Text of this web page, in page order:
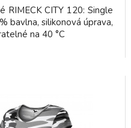
RIMECK CITY 120: Single
bavlna, silikonová úprava,
na 40 °C